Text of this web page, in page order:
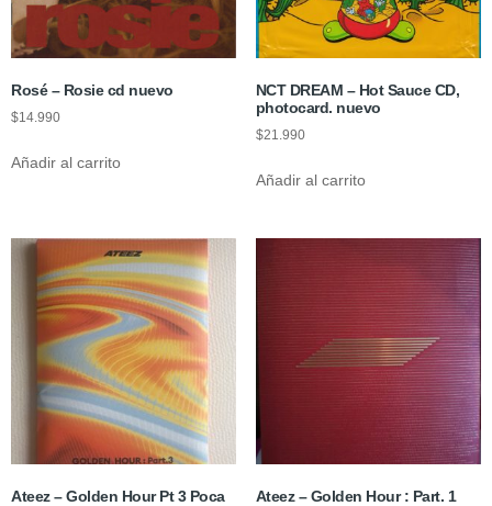
Rosé – Rosie cd nuevo
$14.990
Añadir al carrito
NCT DREAM – Hot Sauce CD,
photocard. nuevo
$21.990
Añadir al carrito
Ateez – Golden Hour Pt 3 Poca
Ateez – Golden Hour : Part. 1